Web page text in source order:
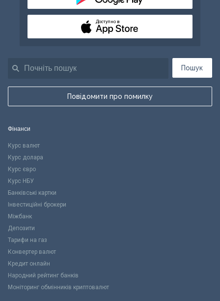
Пошук
Повідомити про помилку
Доступно в
Фінанси
Курс валют
Курс долара
Курс євро
Курс НБУ
Банківські картки
Інвестиційні брокери
Міжбанк
Депозити
Тарифи на газ
Конвертер валют
Кредит онлайн
Народний рейтинг банків
Моніторинг обмінників криптовалют